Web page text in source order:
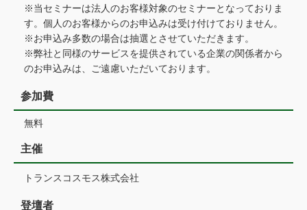
※当セミナーは法人のお客様対象のセミナーとなっておりま
す。個人のお客様からのお申込みは受け付けておりません。
※お申込み多数の場合は抽選とさせていただきます。
※弊社と同様のサービスを提供されている企業の関係者から
のお申込みは、ご遠慮いただいております。
参加費
無料
主催
トランスコスモス株式会社
登壇者